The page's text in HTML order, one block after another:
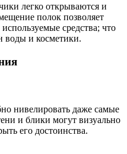
легко открываются и
полок позволяет
средства; что
воды и косметики.
нивелировать даже самые
и блики могут визуально
его достоинства.